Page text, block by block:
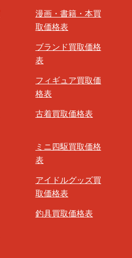
漫画・書籍・本買
取価格表
ブランド買取価格
表
フィギュア買取価
格表
古着買取価格表
ミニ四駆買取価格
表
アイドルグッズ買
取価格表
釣具買取価格表